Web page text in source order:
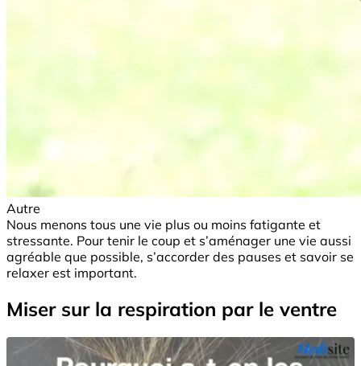
Autre
Nous menons tous une vie plus ou moins fatigante et
stressante. Pour tenir le coup et s’aménager une vie aussi
agréable que possible, s’accorder des pauses et savoir se
relaxer est important.
Miser sur la respiration par le ventre